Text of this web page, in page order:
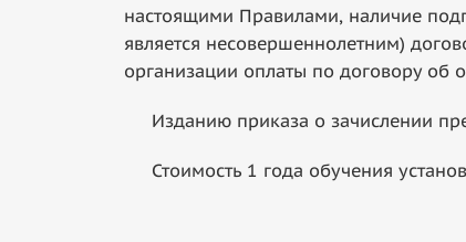
настоящими Правилами, наличие
является несовершеннолетним)
организации оплаты по договору об
Изданию приказа о зачислении
Стоимость 1 года обучения